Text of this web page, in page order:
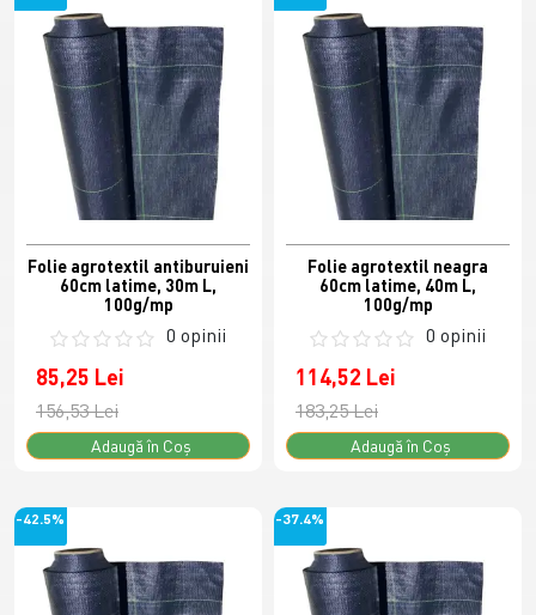
Folie agrotextil antiburuieni
60cm latime, 30m L,
100g/mp
0 opinii
85,25 Lei
156,53 Lei
Adaugă în Coş
Folie agrotextil neagra
60cm latime, 40m L,
100g/mp
0 opinii
114,52 Lei
183,25 Lei
Adaugă în Coş
-42.5% -37.4%